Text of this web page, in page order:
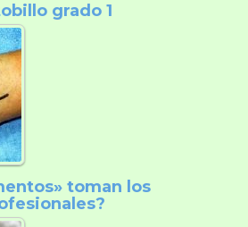
grado 1
toman los